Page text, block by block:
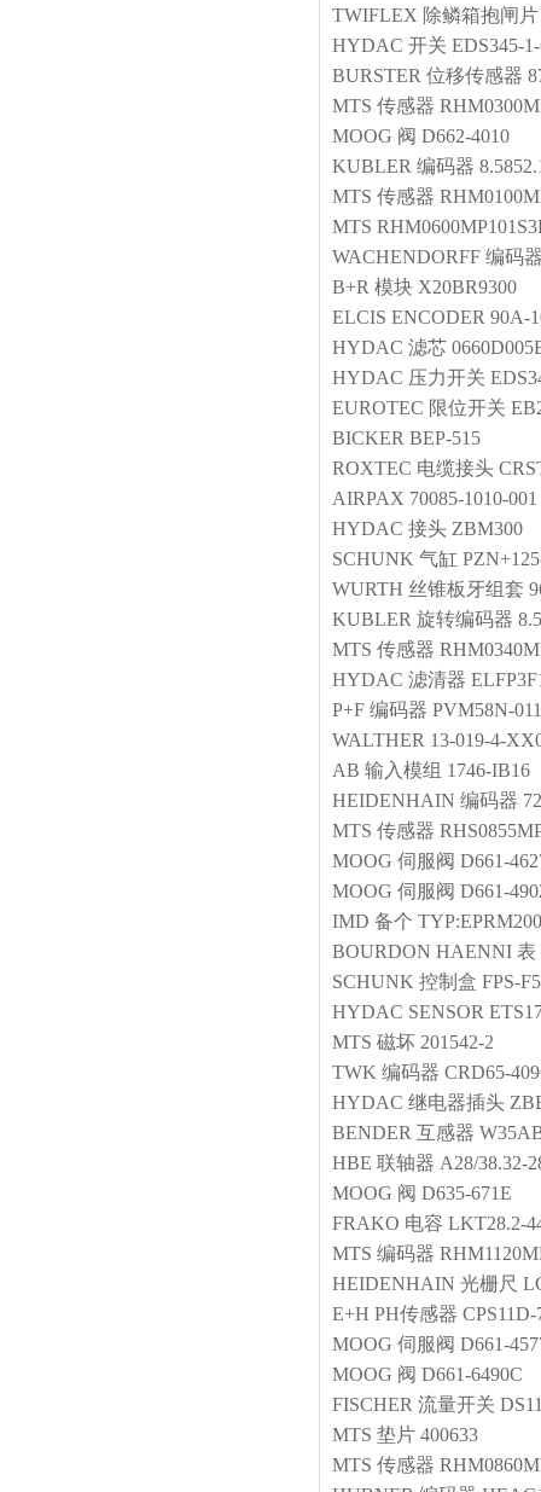
TWIFLEX 除鳞箱抱闸片
HYDAC 开关 EDS345-
BURSTER 位移传感器
MTS 传感器
MOOG 阀 D662-4010
KUBLER 编码器
MTS 传感器
MTS
WACHENDORFF 编码
B+R 模块 X20BR9300
ELCIS ENCODER 90A-
HYDAC 滤芯
HYDAC 压力开关
EUROTEC 限位开关
BICKER BEP-515
ROXTEC 电缆接头
AIRPAX 70085-1010-001
HYDAC 接头 ZBM300
SCHUNK 气缸
WURTH 丝锥板牙组套
KUBLER 旋转编码器
MTS 传感器
HYDAC 滤清器
P+F 编码器 PVM58N-
WALTHER 13-019-4-
AB 输入模组 1746-IB16
HEIDENHAIN 编码器
MTS 传感器
MOOG 伺服阀 D661-
MOOG 伺服阀 D661-
IMD 备个
BOURDON HAENNI 表
SCHUNK 控制盒 FPS-
HYDAC SENSOR
MTS 磁坏 201542-2
TWK 编码器 CRD65-
HYDAC 继电器插头
BENDER 互感器
HBE 联轴器 A28/38.32-
MOOG 阀 D635-671E
FRAKO 电容 LKT28.2-
MTS 编码器
HEIDENHAIN 光栅尺
E+H PH传感器
MOOG 伺服阀 D661-
MOOG 阀 D661-6490C
FISCHER 流量开关
MTS 垫片 400633
MTS 传感器